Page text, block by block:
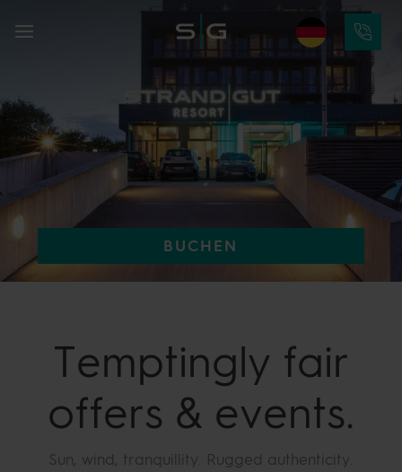
BUCHEN
Temptingly fair
offers & events.
Sun, wind, tranquillity. Rugged authenticity.